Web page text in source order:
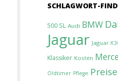
SCHLAGWORT-
500 SL Audi BMW
Jaguar Jaguar
Klassiker Kosten
Oldtimer Pflege Preise